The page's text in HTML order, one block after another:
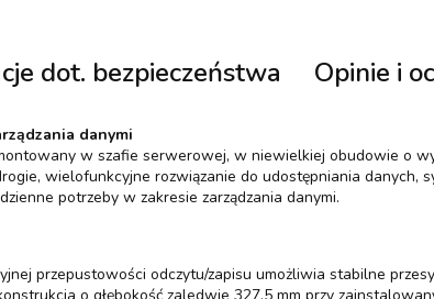
dot. bezpieczeństwa Opinie i
danymi
w szafie serwerowej, w niewielkiej obudowie o
wielofunkcyjne rozwiązanie do udostępniania danych,
potrzeby w zakresie zarządzania danymi.
przepustowości odczytu/zapisu umożliwia stabilne